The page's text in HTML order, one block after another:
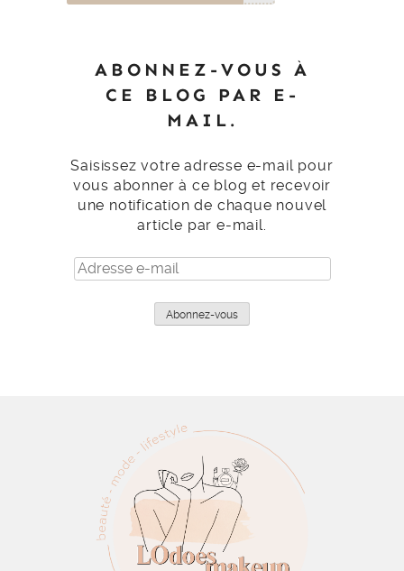
ABONNEZ-VOUS À
CE BLOG PAR E-
MAIL.
Saisissez votre adresse e-mail pour
vous abonner à ce blog et recevoir
une notification de chaque nouvel
article par e-mail.
Adresse
e-
Abonnez-vous